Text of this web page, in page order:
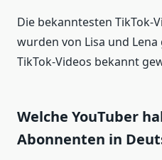
Die bekanntesten TikTok-
wurden von Lisa und
TikTok-Videos bekannt
Welche YouTuber
Abonnenten in